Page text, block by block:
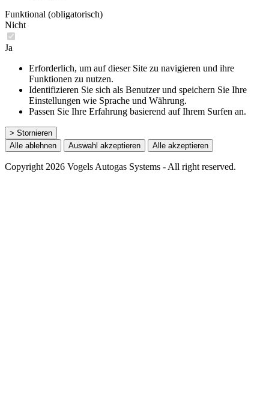
Funktional (obligatorisch)
Nicht
Ja
Erforderlich, um auf dieser Site zu navigieren und ihre
Funktionen zu nutzen.
Identifizieren Sie sich als Benutzer und speichern Sie Ihre
Einstellungen wie Sprache und Währung.
Passen Sie Ihre Erfahrung basierend auf Ihrem Surfen an.
> Stornieren
Alle ablehnen
Auswahl akzeptieren Alle akzeptieren
Copyright 2026 Vogels Autogas Systems - All right reserved.